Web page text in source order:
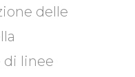
delle
di linee